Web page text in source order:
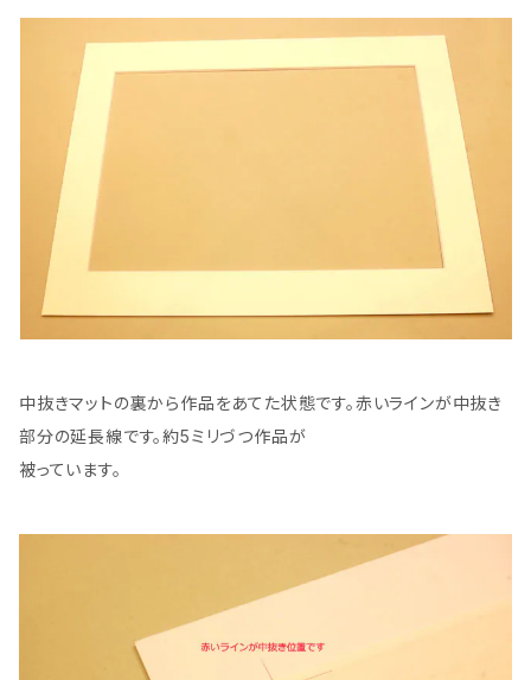
中抜きマットの裏から作品をあてた状態です。赤いラインが中抜き
部分の延長線です。約5ミリづつ作品が
被っています。